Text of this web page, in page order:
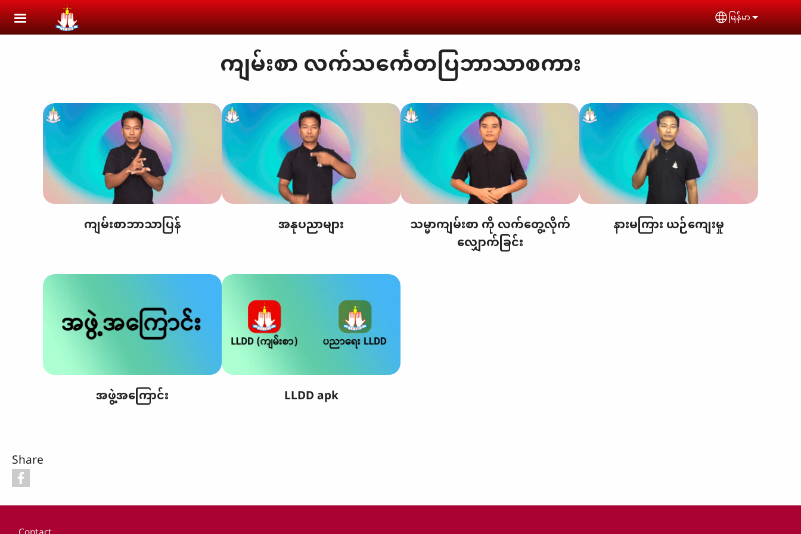
Skip to main content
Select your
မြန်မာ
ကျမ်းစာ လက်သင်္ကေတပြဘာသာစကား
ကျမ်းစာဘာသာပြန် အနုပညာများ
သမ္မာကျမ်းစာ ကို လက်တွေ့လိုက်
လျှောက်ခြင်း
နားမကြား ယဉ်ကျေးမှု
အဖွဲ့အကြောင်း LLDD apk
Share
Footer